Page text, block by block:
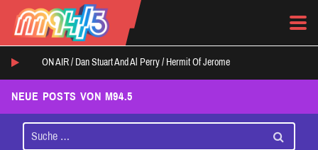
ON AIR / Dan Stuart And Al Perry / Hermit Of Jerome
NEUE POSTS VON M94.5